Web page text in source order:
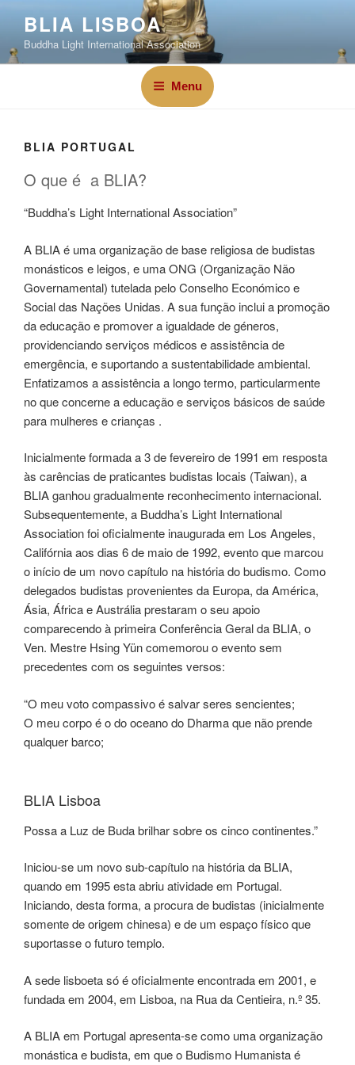
BLIA LISBOA
Buddha Light International Association
Menu
BLIA PORTUGAL
O que é a BLIA?
“Buddha’s Light International Association”
A BLIA é uma organização de base religiosa de budistas
monásticos e leigos, e uma ONG (Organização Não
Governamental) tutelada pelo Conselho Económico e
Social das Nações Unidas. A sua função inclui a promoção
da educação e promover a igualdade de géneros,
providenciando serviços médicos e assistência de
emergência, e suportando a sustentabilidade ambiental.
Enfatizamos a assistência a longo termo, particularmente
no que concerne a educação e serviços básicos de saúde
para mulheres e crianças .
Inicialmente formada a 3 de fevereiro de 1991 em resposta
às carências de praticantes budistas locais (Taiwan), a
BLIA ganhou gradualmente reconhecimento internacional.
Subsequentemente, a Buddha’s Light International
Association foi oficialmente inaugurada em Los Angeles,
Califórnia aos dias 6 de maio de 1992, evento que marcou
o início de um novo capítulo na história do budismo. Como
delegados budistas provenientes da Europa, da América,
Ásia, África e Austrália prestaram o seu apoio
comparecendo à primeira Conferência Geral da BLIA, o
Ven. Mestre Hsing Yün comemorou o evento sem
precedentes com os seguintes versos:
“O meu voto compassivo é salvar seres sencientes;
O meu corpo é o do oceano do Dharma que não prende
qualquer barco;
BLIA Lisboa
Possa a Luz de Buda brilhar sobre os cinco continentes.”
Iniciou-se um novo sub-capítulo na história da BLIA,
quando em 1995 esta abriu atividade em Portugal.
Iniciando, desta forma, a procura de budistas (inicialmente
somente de origem chinesa) e de um espaço físico que
suportasse o futuro templo.
A sede lisboeta só é oficialmente encontrada em 2001, e
fundada em 2004, em Lisboa, na Rua da Centieira, n.º 35.
A BLIA em Portugal apresenta-se como uma organização
monástica e budista, em que o Budismo Humanista é